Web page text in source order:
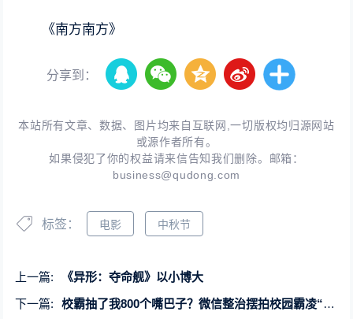
《南方南方》
分享到：
本站所有文章、数据、图片均来自互联网,一切版权均归源网站
或源作者所有。
如果侵犯了你的权益请来信告知我们删除。邮箱：
business@qudong.com
标签： 电影 中秋节
上一篇:
《异形：夺命舰》以小博大
下一篇:
校霸抽了我800个嘴巴子？微信整治摆拍校园霸凌“玩梗”视频